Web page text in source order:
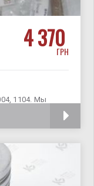
4 370
ГРН
1104. Мы